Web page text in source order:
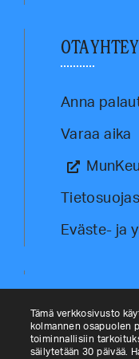
OTA
Anna
Varaa aika
Eväste- ja
Tämä verkkosivusto
kolmannen osapuolen
toiminnallisiin
säilytetään 30 päivää.